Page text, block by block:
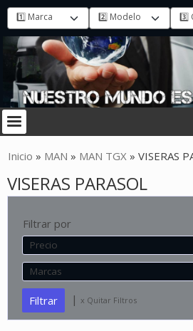
Inicio » MAN » MAN TGX » VISERAS
VISERAS PARASOL
Filtrar por
Precio
Marcas
| x Quitar Filtros